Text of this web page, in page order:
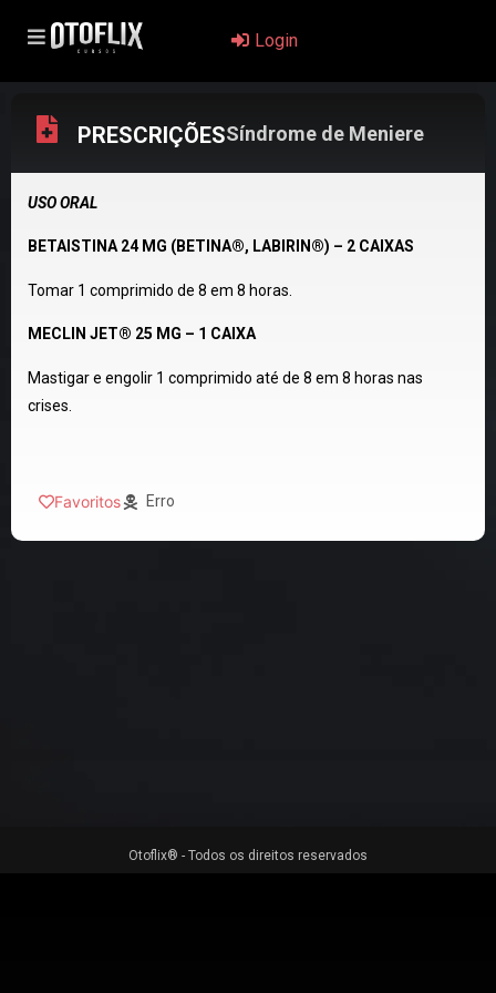
Login
PRESCRIÇÕESSíndrome de Meniere
USO ORAL
BETAISTINA 24 MG (BETINA®, LABIRIN®) – 2 CAIXAS
Tomar 1 comprimido de 8 em 8 horas.
MECLIN JET® 25 MG – 1 CAIXA
Mastigar e engolir 1 comprimido até de 8 em 8 horas nas
crises.
Erro
Favoritos
Otoflix® - Todos os direitos reservados